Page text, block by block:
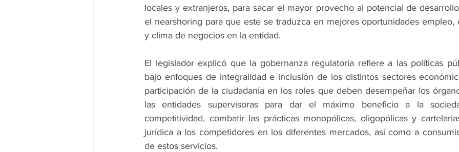
locales y extranjeros, para sacar el mayor provecho al potencial de
el nearshoring para que este se traduzca en mejores oportunidades empleo,
y clima de negocios en la entidad.
El legislador explicó que la gobernanza regulatoria refiere a las políticas
bajo enfoques de integralidad e inclusión de los distintos sectores
participación de la ciudadanía en los roles que deben desempeñar los
las entidades supervisoras para dar el máximo beneficio a la
competitividad, combatir las prácticas monopólicas, oligopólicas y
jurídica a los competidores en los diferentes mercados, así como a
de estos servicios.